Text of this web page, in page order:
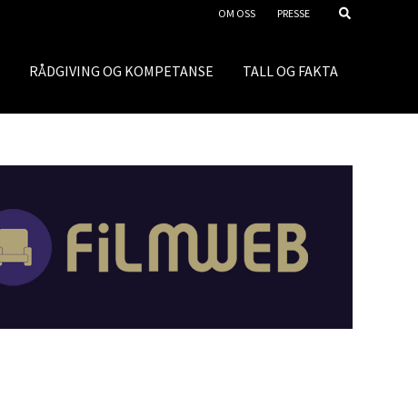
OM OSS PRESSE
RÅDGIVING OG KOMPETANSE TALL OG FAKTA